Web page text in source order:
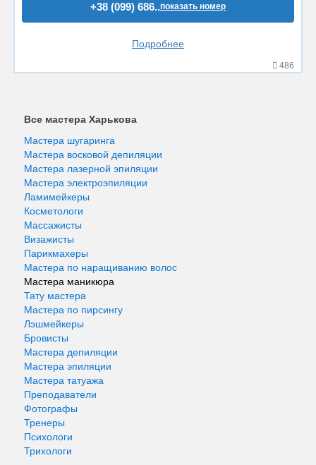
+38 (099) 686..показать номер
Подробнее
486
Все мастера Харькова
Мастера шугаринга
Мастера восковой депиляции
Мастера лазерной эпиляции
Мастера электроэпиляции
Ламимейкеры
Косметологи
Массажисты
Визажисты
Парикмахеры
Мастера по наращиванию волос
Мастера маникюра
Тату мастера
Мастера по пирсингу
Лэшмейкеры
Бровисты
Мастера депиляции
Мастера эпиляции
Мастера татуажа
Преподаватели
Фотографы
Тренеры
Психологи
Трихологи